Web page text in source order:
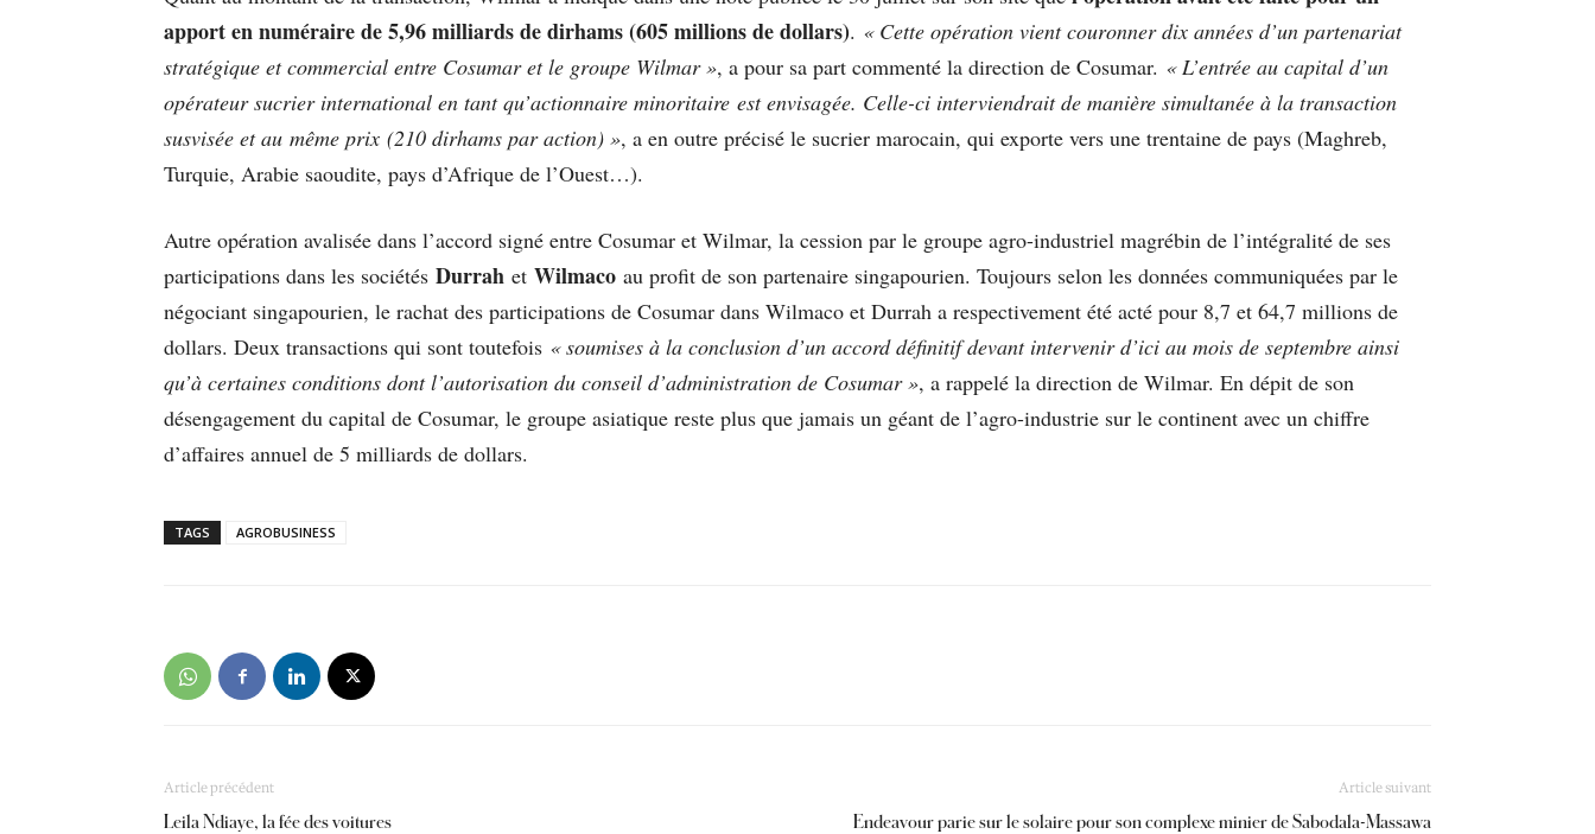
apport en numéraire de 5,96 milliards de dirhams (605 millions de dollars). « Cette opération vient couronner dix années d’un partenariat
stratégique et commercial entre Cosumar et le groupe Wilmar », a pour sa part commenté la direction de Cosumar. « L’entrée au capital d’un
opérateur sucrier international en tant qu’actionnaire minoritaire est envisagée. Celle-ci interviendrait de manière simultanée à la transaction
susvisée et au même prix (210 dirhams par action) », a en outre précisé le sucrier marocain, qui exporte vers une trentaine de pays (Maghreb,
Turquie, Arabie saoudite, pays d’Afrique de l’Ouest…).
Autre opération avalisée dans l’accord signé entre Cosumar et Wilmar, la cession par le groupe agro-industriel magrébin de l’intégralité de ses
participations dans les sociétés Durrah et Wilmaco au profit de son partenaire singapourien. Toujours selon les données communiquées par le
négociant singapourien, le rachat des participations de Cosumar dans Wilmaco et Durrah a respectivement été acté pour 8,7 et 64,7 millions de
dollars. Deux transactions qui sont toutefois « soumises à la conclusion d’un accord définitif devant intervenir d’ici au mois de septembre ainsi
qu’à certaines conditions dont l’autorisation du conseil d’administration de Cosumar », a rappelé la direction de Wilmar. En dépit de son
désengagement du capital de Cosumar, le groupe asiatique reste plus que jamais un géant de l’agro-industrie sur le continent avec un chiffre
d’affaires annuel de 5 milliards de dollars.
TAGS AGROBUSINESS
Article précédent
Leila Ndiaye, la fée des voitures
Article suivant
Endeavour parie sur le solaire pour son complexe minier de Sabodala-Massawa